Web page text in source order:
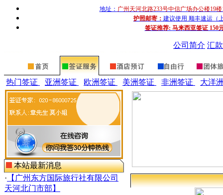
地址： 广州天河北路233号中信广场办公楼19
护照邮寄： 建议使用 顺丰速运（
签证推荐: 马来西亚签证 150
公司简介 汇
热门签证 亚洲签证 欧洲签证 美洲签证 非洲签证 大洋
本站最新消息
· 【广州东方国际旅行社有限公司
天河北门市部】